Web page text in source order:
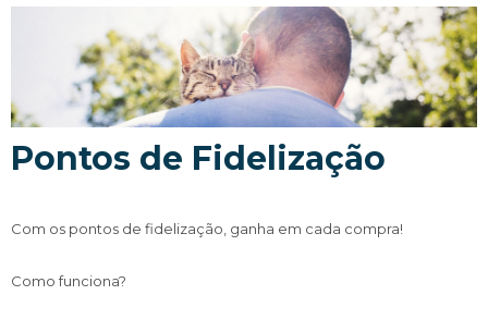
Pontos de Fidelização
Com os pontos de fidelização, ganha em cada compra!
Como funciona?